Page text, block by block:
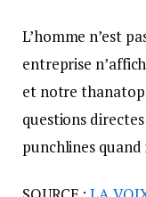
L’homme n’est
entreprise
et notre
questions
punchlines quand